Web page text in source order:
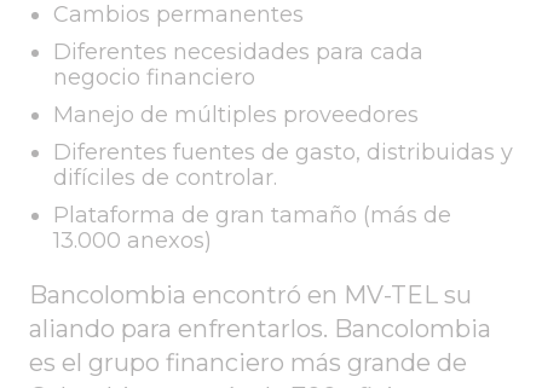
Cambios permanentes
Diferentes necesidades para cada
negocio financiero
Manejo de múltiples proveedores
Diferentes fuentes de gasto, distribuidas y
difíciles de controlar.
Plataforma de gran tamaño (más de
13.000 anexos)
Bancolombia encontró en MV-TEL su
aliando para enfrentarlos. Bancolombia
es el grupo financiero más grande de